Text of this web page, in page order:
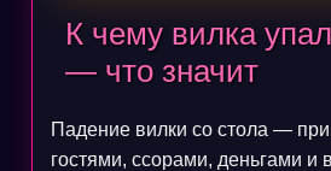
К чему вилка
— что значит
Падение вилки со стола —
гостями, ссорами, деньгами и